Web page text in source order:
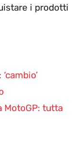
i prodotti
MotoGP: tutta